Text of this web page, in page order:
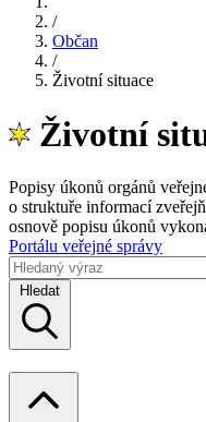
/
Občan
/
Životní situace
Životní
Popisy úkonů orgánů
o struktuře informací
osnově popisu úkonů
Portálu veřejné správy
Hledat